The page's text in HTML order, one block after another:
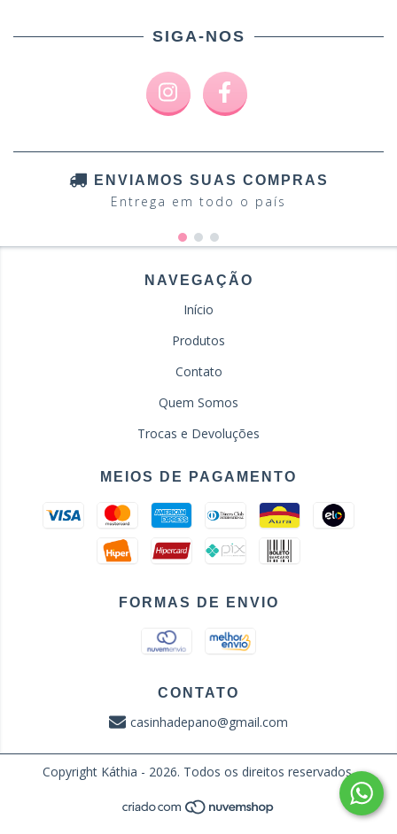
SIGA-NOS
ENVIAMOS SUAS COMPRAS
Entrega em todo o país
NAVEGAÇÃO
Início
Produtos
Contato
Quem Somos
Trocas e Devoluções
MEIOS DE PAGAMENTO
FORMAS DE ENVIO
CONTATO
casinhadepano@gmail.com
Copyright Káthia - 2026. Todos os direitos reservados.